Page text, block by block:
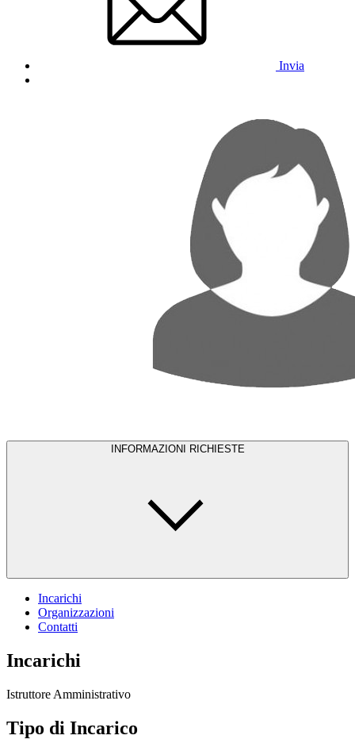
Invia
INFORMAZIONI RICHIESTE
Incarichi
Organizzazioni
Contatti
Incarichi
Istruttore Amministrativo
Tipo di Incarico